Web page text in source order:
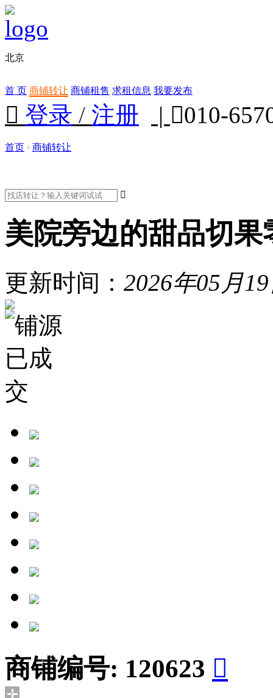
北京
首 页 商铺转让 商铺租售 求租信息 我要发布
 登录 / 注册 | 010-
首页 › 商铺转让

美院旁边的甜品切
更新时间： 2026年05月
商铺编号: 120623 